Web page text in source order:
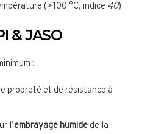
(>100 °C, indice 40).
& JASO
:
propreté et de résistance à
l’embrayage humide de la